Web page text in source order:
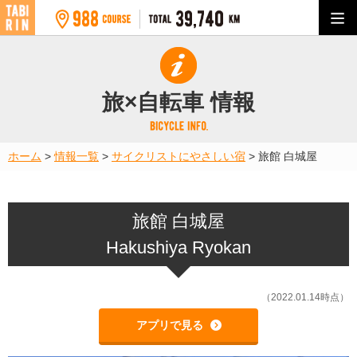
旅×自転車 情報
ホーム >情報一覧 > サイクリストにやさしい宿 > 旅館 白城屋
旅館 白城屋
Hakushiya Ryokan
（2022.01.14時点）
アプリで見る